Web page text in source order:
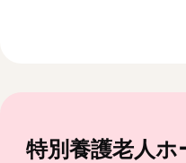
特別養護老人